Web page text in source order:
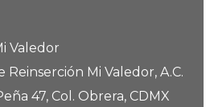
Valedor
Mi Valedor, A.C.
47, Col. Obrera, CDMX